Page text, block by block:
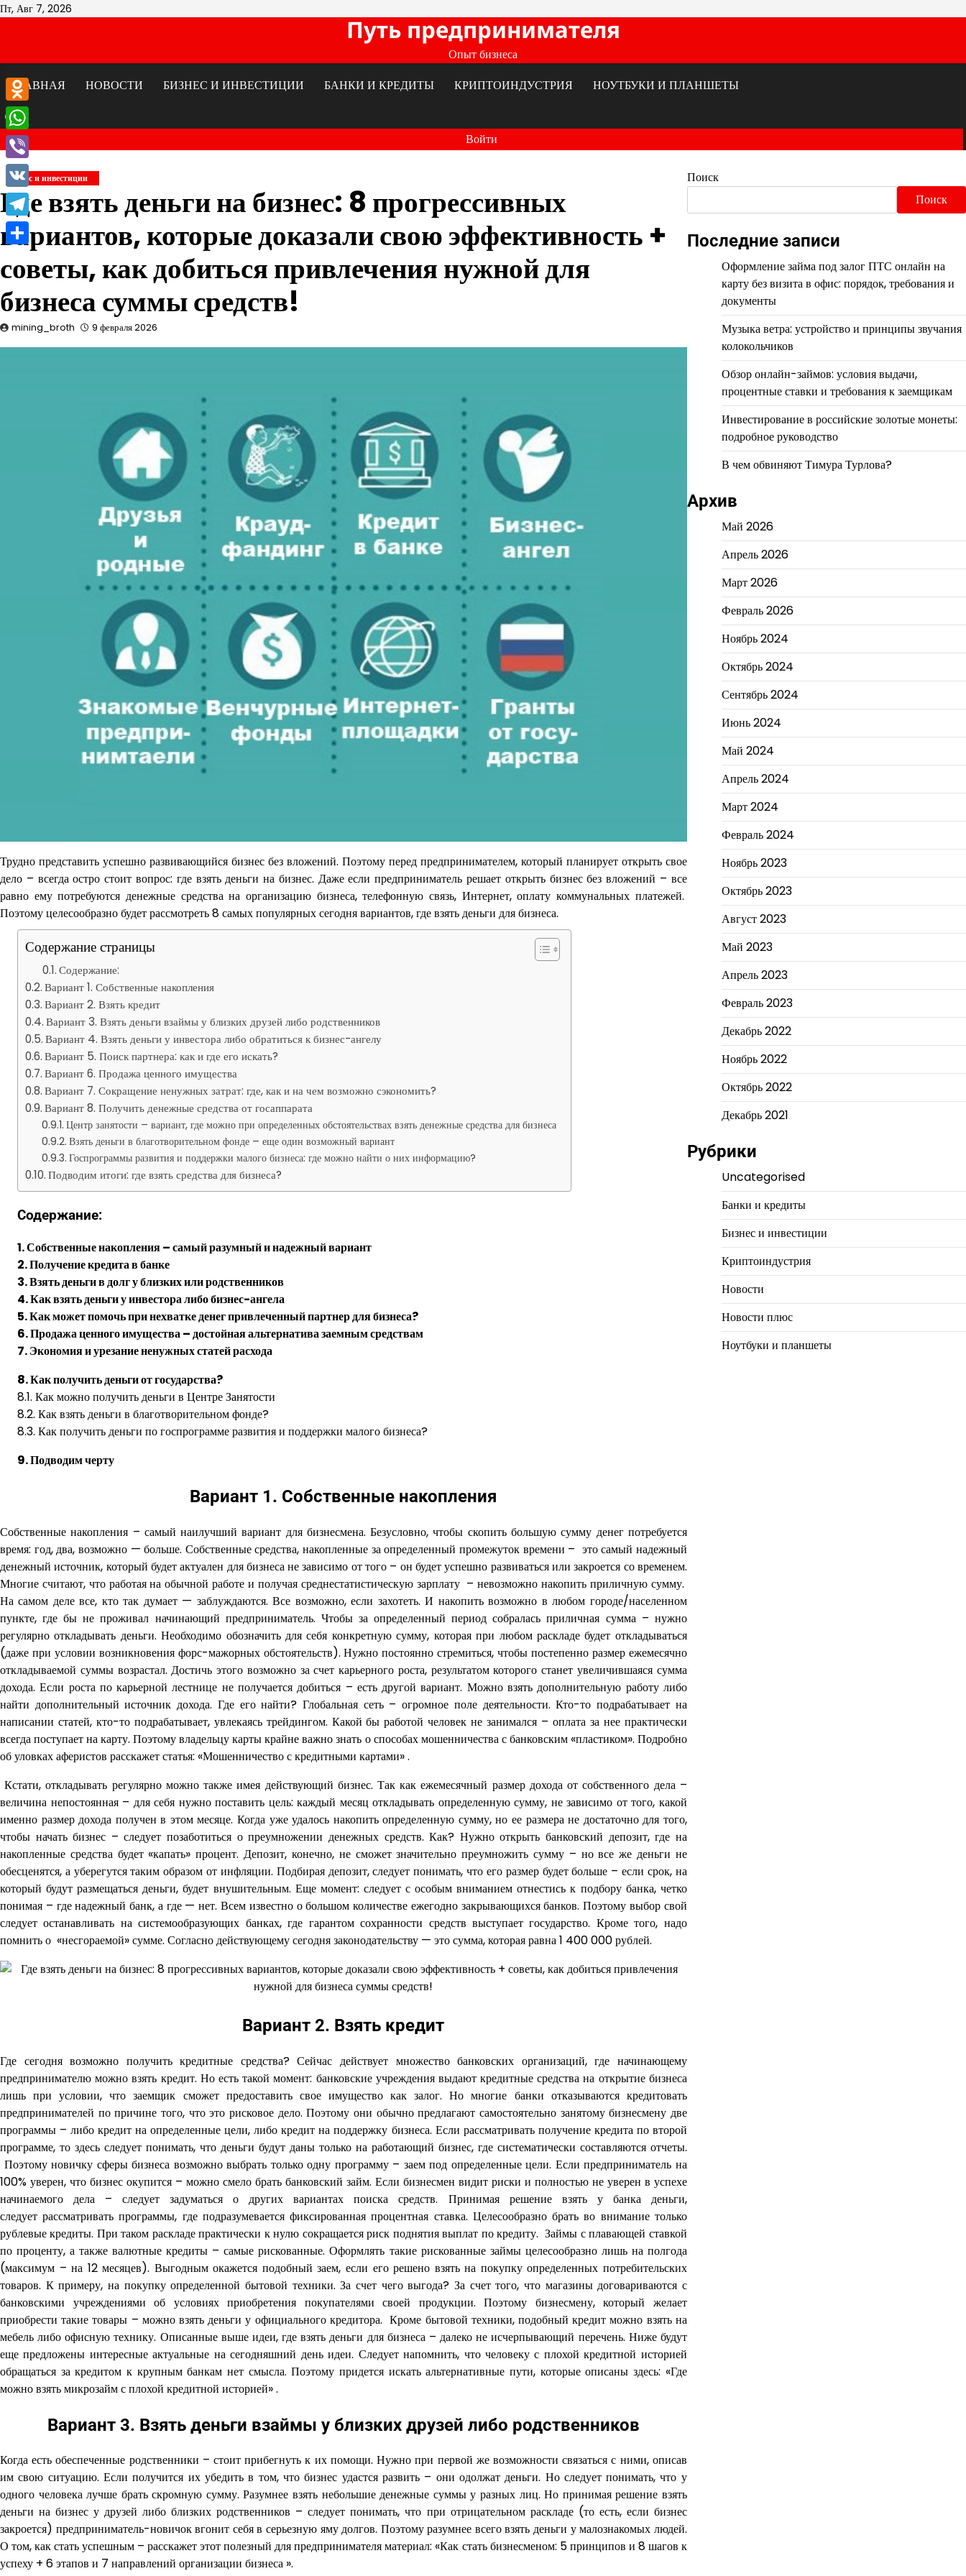
Перейти
Пт, Авг 7, 2026
Путь предпринимателя
Опыт бизнеса
ГЛАВНАЯ
НОВОСТИ БИЗНЕС И ИНВЕСТИЦИИ БАНКИ И КРЕДИТЫ КРИПТОИНДУСТРИЯ НОУТБУКИ И ПЛАНШЕТЫ
Войти
Бизнес и инвестиции
Где взять деньги на бизнес: 8 прогрессивных
вариантов, которые доказали свою эффективность +
советы, как добиться привлечения нужной для
бизнеса суммы средств!
mining_broth 9 февраля 2026
Трудно представить успешно развивающийся бизнес без вложений. Поэтому перед предпринимателем, который планирует открыть свое
дело – всегда остро стоит вопрос: где взять деньги на бизнес. Даже если предприниматель решает открыть бизнес без вложений – все
равно ему потребуются денежные средства на организацию бизнеса, телефонную связь, Интернет, оплату коммунальных платежей.
Поэтому целесообразно будет рассмотреть 8 самых популярных сегодня вариантов, где взять деньги для бизнеса.
Содержание страницы
Содержание:
Вариант 1. Собственные накопления
Вариант 2. Взять кредит
Вариант 3. Взять деньги взаймы у близких друзей либо родственников
Вариант 4. Взять деньги у инвестора либо обратиться к бизнес-ангелу
Вариант 5. Поиск партнера: как и где его искать?
Вариант 6. Продажа ценного имущества
Вариант 7. Сокращение ненужных затрат: где, как и на чем возможно сэкономить?
Вариант 8. Получить денежные средства от госаппарата
Центр занятости – вариант, где можно при определенных обстоятельствах взять денежные средства для бизнеса
Взять деньги в благотворительном фонде – еще один возможный вариант
Госпрограммы развития и поддержки малого бизнеса: где можно найти о них информацию?
Подводим итоги: где взять средства для бизнеса?
Содержание:
1. Собственные накопления – самый разумный и надежный вариант
2. Получение кредита в банке
3. Взять деньги в долг у близких или родственников
4. Как взять деньги у инвестора либо бизнес-ангела
5. Как может помочь при нехватке денег привлеченный партнер для бизнеса?
6. Продажа ценного имущества – достойная альтернатива заемным средствам
7. Экономия и урезание ненужных статей расхода
8. Как получить деньги от государства?
8.1. Как можно получить деньги в Центре Занятости
8.2. Как взять деньги в благотворительном фонде?
8.3. Как получить деньги по госпрограмме развития и поддержки малого бизнеса?
9. Подводим черту
Вариант 1. Собственные накопления
Собственные накопления – самый наилучший вариант для бизнесмена. Безусловно, чтобы скопить большую сумму денег потребуется
время: год, два, возможно — больше. Собственные средства, накопленные за определенный промежуток времени – это самый надежный
денежный источник, который будет актуален для бизнеса не зависимо от того – он будет успешно развиваться или закроется со временем.
Многие считают, что работая на обычной работе и получая среднестатистическую зарплату – невозможно накопить приличную сумму.
На самом деле все, кто так думает — заблуждаются. Все возможно, если захотеть. И накопить возможно в любом городе/населенном
пункте, где бы не проживал начинающий предприниматель. Чтобы за определенный период собралась приличная сумма – нужно
регулярно откладывать деньги. Необходимо обозначить для себя конкретную сумму, которая при любом раскладе будет откладываться
(даже при условии возникновения форс-мажорных обстоятельств). Нужно постоянно стремиться, чтобы постепенно размер ежемесячно
откладываемой суммы возрастал. Достичь этого возможно за счет карьерного роста, результатом которого станет увеличившаяся сумма
дохода. Если роста по карьерной лестнице не получается добиться – есть другой вариант. Можно взять дополнительную работу либо
найти дополнительный источник дохода. Где его найти? Глобальная сеть – огромное поле деятельности. Кто-то подрабатывает на
написании статей, кто-то подрабатывает, увлекаясь трейдингом. Какой бы работой человек не занимался – оплата за нее практически
всегда поступает на карту. Поэтому владельцу карты крайне важно знать о способах мошенничества с банковским «пластиком». Подробно
об уловках аферистов расскажет статья: «Мошенничество с кредитными картами» .
Кстати, откладывать регулярно можно также имея действующий бизнес. Так как ежемесячный размер дохода от собственного дела –
величина непостоянная – для себя нужно поставить цель: каждый месяц откладывать определенную сумму, не зависимо от того, какой
именно размер дохода получен в этом месяце. Когда уже удалось накопить определенную сумму, но ее размера не достаточно для того,
чтобы начать бизнес – следует позаботиться о преумножении денежных средств. Как? Нужно открыть банковский депозит, где на
накопленные средства будет «капать» процент. Депозит, конечно, не сможет значительно преумножить сумму – но все же деньги не
обесценятся, а уберегутся таким образом от инфляции. Подбирая депозит, следует понимать, что его размер будет больше – если срок, на
который будут размещаться деньги, будет внушительным. Еще момент: следует с особым вниманием отнестись к подбору банка, четко
понимая – где надежный банк, а где — нет. Всем известно о большом количестве ежегодно закрывающихся банков. Поэтому выбор свой
следует останавливать на системообразующих банках, где гарантом сохранности средств выступает государство. Кроме того, надо
помнить о «несгораемой» сумме. Согласно действующему сегодня законодательству — это сумма, которая равна 1 400 000 рублей.
Вариант 2. Взять кредит
Где сегодня возможно получить кредитные средства? Сейчас действует множество банковских организаций, где начинающему
предпринимателю можно взять кредит. Но есть такой момент: банковские учреждения выдают кредитные средства на открытие бизнеса
лишь при условии, что заемщик сможет предоставить свое имущество как залог. Но многие банки отказываются кредитовать
предпринимателей по причине того, что это рисковое дело. Поэтому они обычно предлагают самостоятельно занятому бизнесмену две
программы – либо кредит на определенные цели, либо кредит на поддержку бизнеса. Если рассматривать получение кредита по второй
программе, то здесь следует понимать, что деньги будут даны только на работающий бизнес, где систематически составляются отчеты.
Поэтому новичку сферы бизнеса возможно выбрать только одну программу – заем под определенные цели. Если предприниматель на
100% уверен, что бизнес окупится – можно смело брать банковский займ. Если бизнесмен видит риски и полностью не уверен в успехе
начинаемого дела – следует задуматься о других вариантах поиска средств. Принимая решение взять у банка деньги,
следует рассматривать программы, где подразумевается фиксированная процентная ставка. Целесообразно брать во внимание только
рублевые кредиты. При таком раскладе практически к нулю сокращается риск поднятия выплат по кредиту. Займы с плавающей ставкой
по проценту, а также валютные кредиты – самые рискованные. Оформлять такие рискованные займы целесообразно лишь на полгода
(максимум – на 12 месяцев). Выгодным окажется подобный заем, если его решено взять на покупку определенных потребительских
товаров. К примеру, на покупку определенной бытовой техники. За счет чего выгода? За счет того, что магазины договариваются с
банковскими учреждениями об условиях приобретения покупателями своей продукции. Поэтому бизнесмену, который желает
приобрести такие товары – можно взять деньги у официального кредитора. Кроме бытовой техники, подобный кредит можно взять на
мебель либо офисную технику. Описанные выше идеи, где взять деньги для бизнеса – далеко не исчерпывающий перечень. Ниже будут
еще предложены интересные актуальные на сегодняшний день идеи. Следует напомнить, что человеку с плохой кредитной историей
обращаться за кредитом к крупным банкам нет смысла. Поэтому придется искать альтернативные пути, которые описаны здесь: «Где
можно взять микрозайм с плохой кредитной историей» .
Вариант 3. Взять деньги взаймы у близких друзей либо родственников
Когда есть обеспеченные родственники – стоит прибегнуть к их помощи. Нужно при первой же возможности связаться с ними, описав
им свою ситуацию. Если получится их убедить в том, что бизнес удастся развить – они одолжат деньги. Но следует понимать, что у
одного человека лучше брать скромную сумму. Разумнее взять небольшие денежные суммы у разных лиц. Но принимая решение взять
деньги на бизнес у друзей либо близких родственников – следует понимать, что при отрицательном раскладе (то есть, если бизнес
закроется) предприниматель-новичок вгонит себя в серьезную яму долгов. Поэтому разумнее всего взять деньги у малознакомых людей.
О том, как стать успешным – расскажет этот полезный для предпринимателя материал: «Как стать бизнесменом: 5 принципов и 8 шагов к
успеху + 6 этапов и 7 направлений организации бизнеса ».
Поиск
Поиск
Последние записи
Оформление займа под залог ПТС онлайн на
карту без визита в офис: порядок, требования и
документы
Музыка ветра: устройство и принципы звучания
колокольчиков
Обзор онлайн-займов: условия выдачи,
процентные ставки и требования к заемщикам
Инвестирование в российские золотые монеты:
подробное руководство
В чем обвиняют Тимура Турлова?
Архив
Май 2026
Апрель 2026
Март 2026
Февраль 2026
Ноябрь 2024
Октябрь 2024
Сентябрь 2024
Июнь 2024
Май 2024
Апрель 2024
Март 2024
Февраль 2024
Ноябрь 2023
Октябрь 2023
Август 2023
Май 2023
Апрель 2023
Февраль 2023
Декабрь 2022
Ноябрь 2022
Октябрь 2022
Декабрь 2021
Рубрики
Uncategorised
Банки и кредиты
Бизнес и инвестиции
Криптоиндустрия
Новости
Новости плюс
Ноутбуки и планшеты
Odnoklassniki
WhatsApp
Viber
VK
Telegram
Отправить